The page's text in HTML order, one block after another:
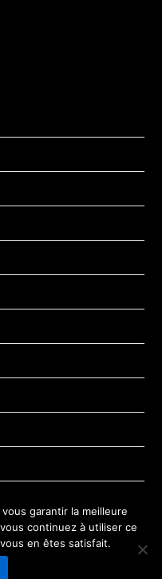
garantir la meilleure
continuez à utiliser ce
en êtes satisfait.